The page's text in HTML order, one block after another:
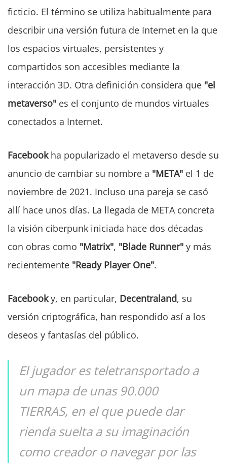
ficticio. El término se utiliza habitualmente para
describir una versión futura de Internet en la que
los espacios virtuales, persistentes y
compartidos son accesibles mediante la
interacción 3D. Otra definición considera que "el
metaverso" es el conjunto de mundos virtuales
conectados a Internet.
Facebookha popularizado el metaverso desde su
anuncio de cambiar su nombre a "META" el 1 de
noviembre de 2021. Incluso una pareja se casó
allí hace unos días. La llegada de META concreta
la visión ciberpunk iniciada hace dos décadas
con obras como "Matrix", "Blade Runner" y más
recientemente "Ready Player One".
Facebooky, en particular, Decentraland, su
versión criptográfica, han respondido así a los
deseos y fantasías del público.
El jugador es teletransportado a
un mapa de unas 90.000
TIERRAS, en el que puede dar
rienda suelta a su imaginación
como creador o navegar por las